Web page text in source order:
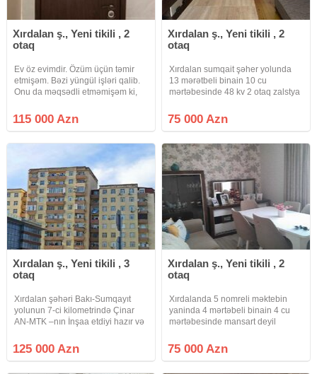
Xırdalan ş., Yeni tikili , 2
otaq
Ev öz evimdir. Özüm üçün təmir
etmişəm. Bəzi yüngül işləri qalib.
Onu da məqsədli etməmişəm ki,
Daş binadır. Hər iki tərəfə eyvanı
var.Mətbəxi genişdir. Bütün
115 000 Azn
Xırdalan ş., Yeni tikili , 2
otaq
Xırdalan sumqait şəher yolunda
13 mərətbeli binain 10 cu
mərtəbesinde 48 kv 2 otaq zalstya
lifdi daimdiir sənət Afin
müqaviləsidir qiymət 75000 azn
75 000 Azn
Xırdalan ş., Yeni tikili , 3
otaq
Xırdalan şəhəri Bakı-Sumqayıt
yolunun 7-ci kilometrində Çinar
AN-MTK –nın İnşaa etdiyi hazır və
cü mərtəbəsində ümumi sahəsi 93
kv m olan 3-otağa düzəlmə mənzil
125 000 Azn
Xırdalan ş., Yeni tikili , 2
otaq
Xırdalanda 5 nomreli məktebin
yaninda 4 mərtəbeli binain 4 cu
mərtəbesinde mansart deyil
temirli qaz su işiq diamdir sənət
hələlk müqavilə mətbəx mebeli
75 000 Azn